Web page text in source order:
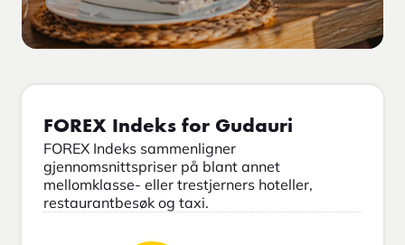
FOREX Indeks for Gudauri
FOREX Indeks sammenligner
gjennomsnittspriser på blant annet
mellomklasse- eller trestjerners hoteller,
restaurantbesøk og taxi.